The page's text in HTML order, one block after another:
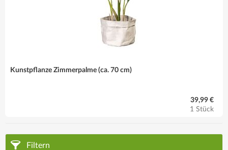
Kunstpflanze Zimmerpalme (ca. 70 cm)
39,99 €
1 Stück
Filtern